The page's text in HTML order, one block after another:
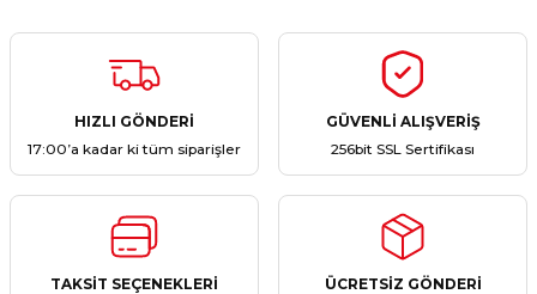
Yorum Yaz
Ürün hakkında henüz soru sorulmamış.
HIZLI GÖNDERİ
17:00’a kadar ki tüm siparişler
GÜVENLİ ALIŞVERİŞ
256bit SSL Sertifikası
TAKSİT SEÇENEKLERİ
ÜCRETSİZ GÖNDERİ